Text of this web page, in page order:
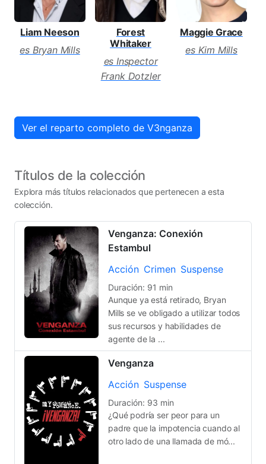
Liam Neeson
es Bryan Mills
Forest
Whitaker
es Inspector
Frank Dotzler
Maggie Grace
es Kim Mills
Ver el reparto completo de V3nganza
Títulos de la colección
Explora más títulos relacionados que pertenecen a esta
colección.
Venganza: Conexión
Estambul
Acción Crimen Suspense
Duración: 91 min
Aunque ya está retirado, Bryan
Mills se ve obligado a utilizar todos
sus recursos y habilidades de
agente de la ...
Venganza
Acción Suspense
Duración: 93 min
¿Qué podría ser peor para un
padre que la impotencia cuando al
otro lado de una llamada de mó...